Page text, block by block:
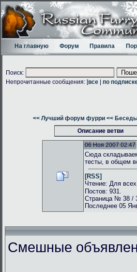
На главную Форум Правила
Поиск:
Непрочитанные сообщения: [все по
<< Лучший форум фурри <<
Описание ветви
06 Ноя 2007 02:47
Сюда
тесты, в общем
[RSS]
Чтение: Для
Постов: 931.
Страница № 38 /
Последнее 05
Смешные